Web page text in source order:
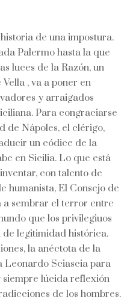
de una impostura.
Palermo hasta la que
luces de la Razón, un
, va a poner en
y arraigados
Para congraciarse
de Nápoles, el clérigo,
un códice de la
en Sicilia. Lo que está
con talento de
humanista, El Consejo de
a sembrar el terror entre
que los privilegiuos
legitimidad histórica.
la anéctota de la
Leonardo Sciascia para
lúcida reflexión
de los hombres.